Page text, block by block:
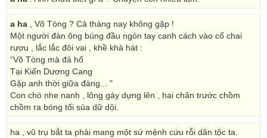
a ha , Võ Tòng ? Cả tháng nay không gặp !
Một người đàn ông búng đầu ngón tay canh cách vào cổ chai
rượu , lắc lắc đôi vai , khề khà hát :
“Võ Tòng mà đả hổ
Tại Kiến Dương Cang
Gặp anh thời giữa đàng... "
Con chó nhe nanh , lông gáy dựng lên , hai chân trước chồm
chồm ra bóng tối sủa dữ dội.
ha , vũ trụ bắt ta phải mang một sứ mệnh cứu rỗi dân tộc ta.